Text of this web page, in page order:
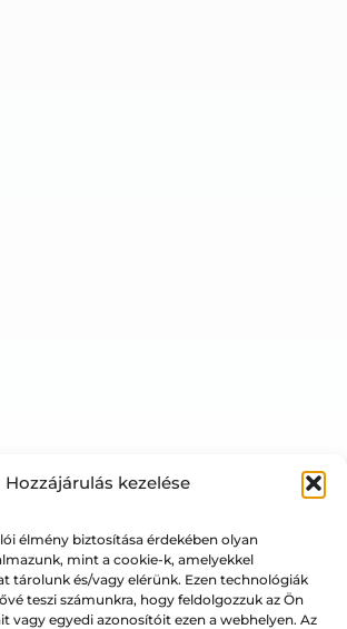
Hozzájárulás kezelése
élmény biztosítása érdekében olyan
mint a cookie-k, amelyekkel
tárolunk és/vagy elérünk. Ezen technológiák
teszi számunkra, hogy feldolgozzuk az Ön
vagy egyedi azonosítóit ezen a webhelyen. Az